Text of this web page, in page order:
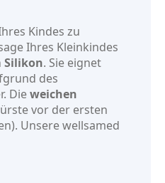
Kindes zu
Ihres Kleinkindes
Silikon. Sie eignet
des
Dieweichen
vor der ersten
Unsere wellsamed